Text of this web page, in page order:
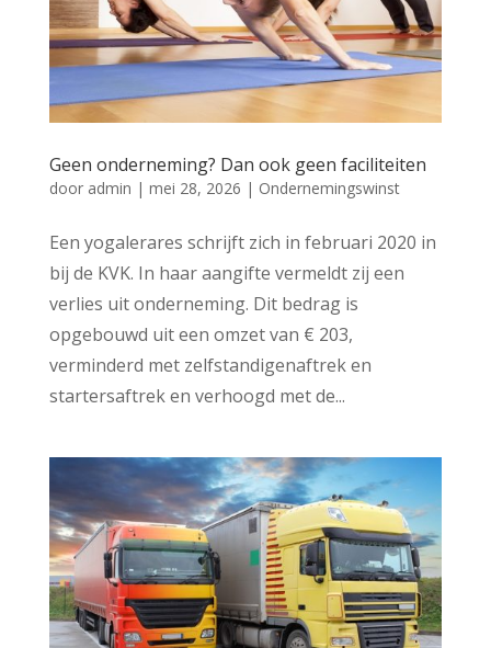
Geen onderneming? Dan ook geen faciliteiten
door admin | mei 28, 2026 | Ondernemingswinst
Een yogalerares schrijft zich in februari 2020 in
bij de KVK. In haar aangifte vermeldt zij een
verlies uit onderneming. Dit bedrag is
opgebouwd uit een omzet van € 203,
verminderd met zelfstandigenaftrek en
startersaftrek en verhoogd met de...